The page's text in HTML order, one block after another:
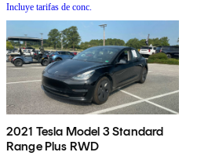
Incluye tarifas de conc.
2021 Tesla Model 3 Standard
Range Plus RWD